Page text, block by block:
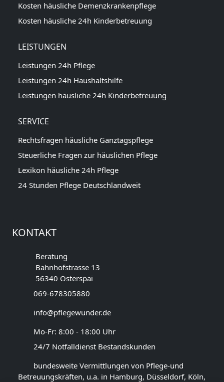
Kosten häusliche Demenzkrankenpflege
Kosten häusliche 24h Kinderbetreuung
LEISTUNGEN
Leistungen 24h Pflege
Leistungen 24h Haushaltshilfe
Leistungen häusliche 24h Kinderbetreuung
SERVICE
Rechtsfragen häusliche Ganztagspflege
Steuerliche Fragen zur häuslichen Pflege
Lexikon häusliche 24h Pflege
24 Stunden Pflege Deutschlandweit
KONTAKT
Beratung
Bahnhofstrasse 13
56340 Osterspai
069-678305880
info@pflegewunder.de
Mo-Fr: 8:00 - 18:00 Uhr
24/7 Notfalldienst Bestandskunden
bundesweite Vermittlungen von Pflege-und
Betreuungskräften, u.a. in Hamburg, Düsseldorf, Köln,